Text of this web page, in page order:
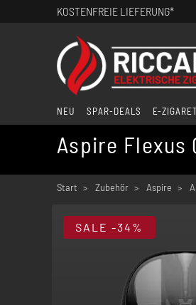
KOSTENFREIE LIEFERUNG*
NEU SPAR-DEALS E-
Aspire Flexus
Start Zubehör Aspire
SALE -34%